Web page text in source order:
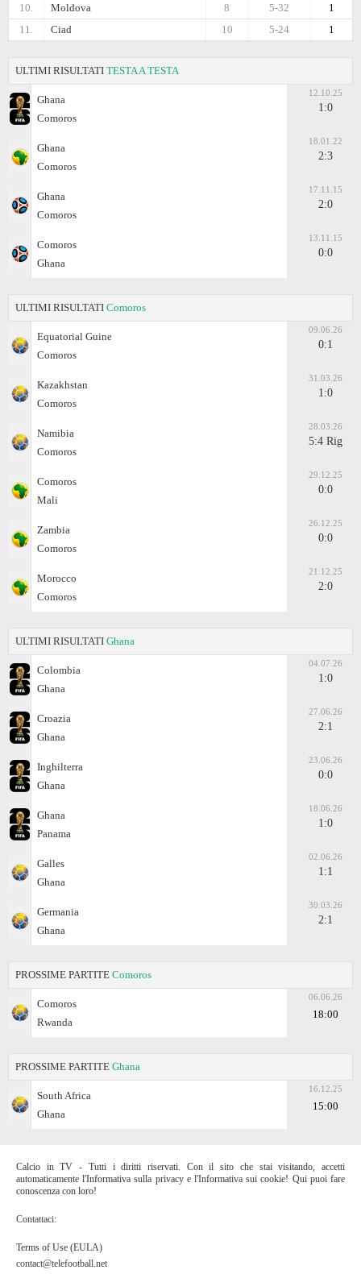
10.
Moldova 1
5-32
8
11.
Ciad 1
5-24
10
ULTIMI RISULTATI TESTA A TESTA
Ghana
Comoros
12.10.25
1:0
Ghana
Comoros
18.01.22
2:3
Ghana
Comoros
17.11.15
2:0
Comoros
Ghana
13.11.15
0:0
ULTIMI RISULTATI Comoros
Equatorial Guine
Comoros
09.06.26
0:1
Kazakhstan
Comoros
31.03.26
1:0
Namibia
Comoros
28.03.26
5:4 Rig
Comoros
Mali
29.12.25
0:0
Zambia
Comoros
26.12.25
0:0
Morocco
Comoros
21.12.25
2:0
ULTIMI RISULTATI Ghana
Colombia
Ghana
04.07.26
1:0
Croazia
Ghana
27.06.26
2:1
Inghilterra
Ghana
23.06.26
0:0
Ghana
Panama
18.06.26
1:0
Galles
Ghana
02.06.26
1:1
Germania
Ghana
30.03.26
2:1
PROSSIME PARTITE Comoros
Comoros
Rwanda
06.06.26
18:00
PROSSIME PARTITE Ghana
South Africa
Ghana
16.12.25
15:00
Calcio in TV - Tutti i diritti riservati. Con il sito che stai visitando, accetti
automaticamente l'Informativa sulla privacy e l'Informativa sui cookie! Qui puoi fare
conoscenza con loro!
Contattaci:
Terms of Use (EULA)
contact@telefootball.net